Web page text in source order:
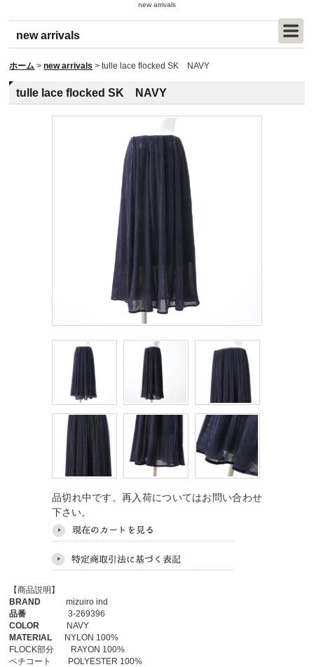
new arrivals
new arrivals
ホーム > new arrivals > tulle lace flocked SK NAVY
tulle lace flocked SK NAVY
品切れ中です。再入荷についてはお問い合わせ
下さい。
【商品説明】
BRAND mizuiro ind
品番 3-269396
COLOR NAVY
MATERIAL NYLON 100%
FLOCK部分 RAYON 100%
ペチコート POLYESTER 100%